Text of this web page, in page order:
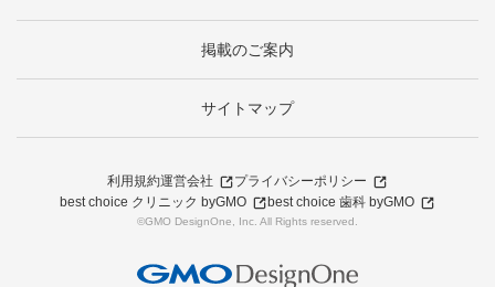
掲載のご案内
サイトマップ
利用規約運営会社
プライバシーポリシー
best choice クリニック byGMO
best choice 歯科 byGMO
©GMO DesignOne, Inc. All Rights reserved.